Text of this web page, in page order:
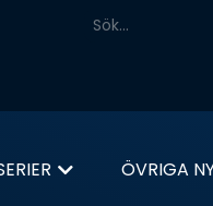
ÖVRIGA